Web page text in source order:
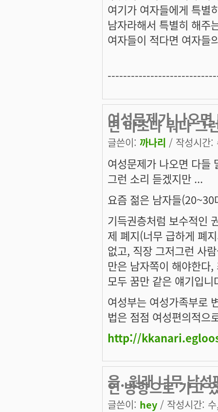
여기가 여자들에게 특별
남자라해서 특별히 해주
여자들이 적다면 여자들
여성문제가 나오
면 마초다 뭐다 그
글쓴이: 까나리 / 작성시간
여성문제가 나오면 다들
그런 소리 듣겠지만 ...
요즘 젊은 남자들
기득권층처럼 보수적인
제 폐지(너무 급하게 폐
없고, 직장 그저그런 사
만은 남자쪽이 해야한다
모두 꿈만 같은 얘기입니
여성부는 여성가족부로
법은 점점 여성편의적으
http://
음. 원래 너무 남성
인 방향으로 가고
글쓴이: hey / 작성시간: